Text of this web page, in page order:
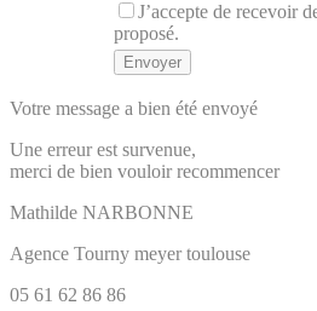
J’accepte de recevoir
proposé.
Votre message a bien été envoyé
Une erreur est survenue,
merci de bien vouloir recommencer
Mathilde NARBONNE
Agence Tourny meyer toulouse
05 61 62 86 86